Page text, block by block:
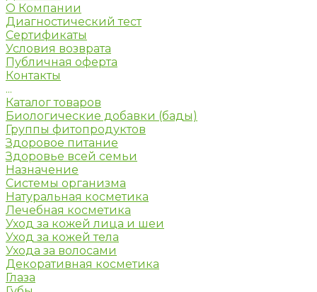
О Компании
Диагностический тест
Сертификаты
Условия возврата
Публичная оферта
Контакты
...
Каталог товаров
Биологические добавки (бады)
Группы фитопродуктов
Здоровое питание
Здоровье всей семьи
Назначение
Системы организма
Натуральная косметика
Лечебная косметика
Уход за кожей лица и шеи
Уход за кожей тела
Ухода за волосами
Декоративная косметика
Глаза